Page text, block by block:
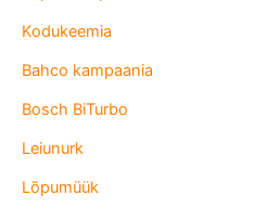
Kodukeemia
Bahco kampaania
Bosch BiTurbo
Leiunurk
Lõpumüük